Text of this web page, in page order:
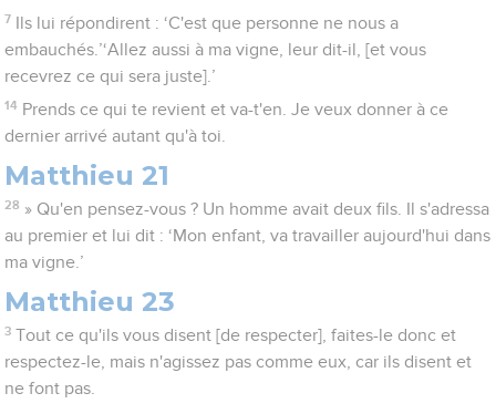
7
Ils lui répondirent : ‘C'est que personne ne nous a
embauchés.’‘Allez aussi à ma vigne, leur dit-il, [et vous
recevrez ce qui sera juste].’
14 Prends ce qui te revient et va-t'en. Je veux donner à ce
dernier arrivé autant qu'à toi.
Matthieu 21
28 » Qu'en pensez-vous ? Un homme avait deux fils. Il s'adressa
au premier et lui dit : ‘Mon enfant, va travailler aujourd'hui dans
ma vigne.’
Matthieu 23
3 Tout ce qu'ils vous disent [de respecter], faites-le donc et
respectez-le, mais n'agissez pas comme eux, car ils disent et
ne font pas.